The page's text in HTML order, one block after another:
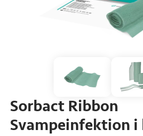
Sorbact Ribbon
Svampeinfektion